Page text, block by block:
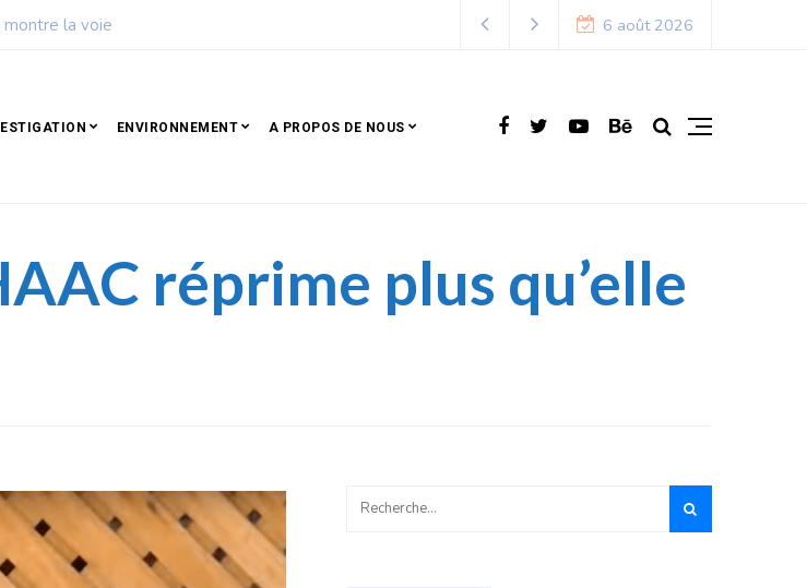
des femmes les plus influentes de l’Afrique 6 août 2026
ENVIRONNEMENT A PROPOS DE NOUS
réprime plus qu’elle